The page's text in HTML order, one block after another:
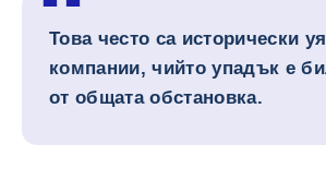
Това често са исторически
компании, чийто упадък е
от общата обстановка.